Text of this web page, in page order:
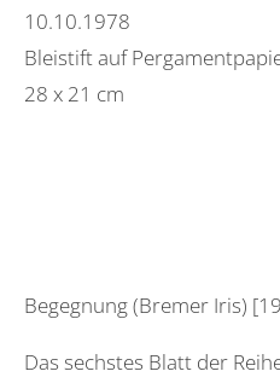
10.10.1978
Bleistift auf
28 x 21 cm
Begegnung (Bremer Iris)
Das sechstes Blatt der